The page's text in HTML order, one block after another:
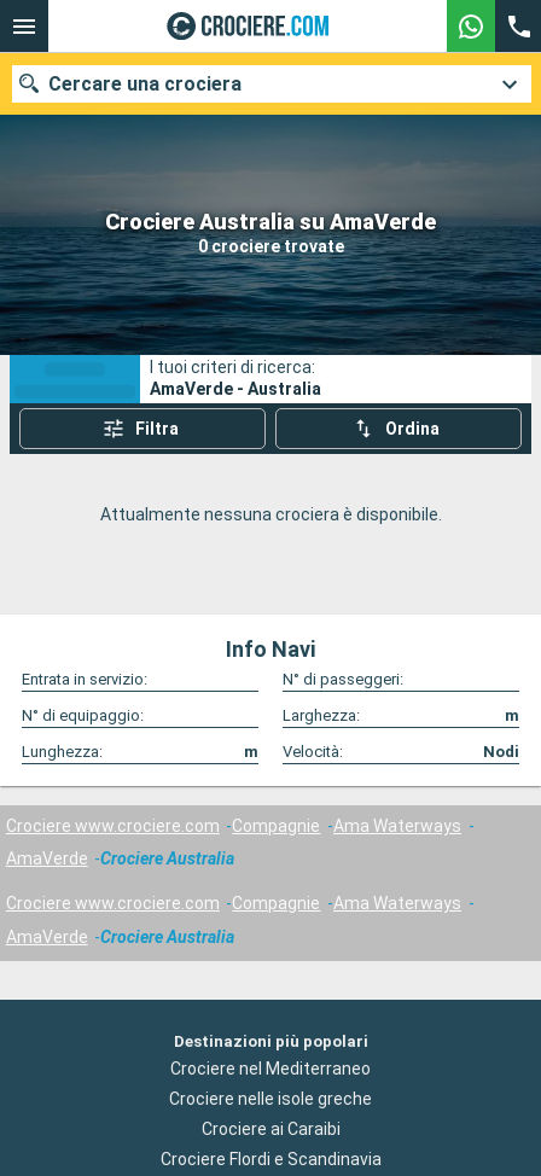
Crociere Australia su AmaVerde
0 crociere trovate
Cercare una crociera
Le nostre destinazioni
Mesi di partenza
Porti Compagnie
Ricerca
I tuoi criteri di ricerca:
AmaVerde - Australia
Filtra Ordina
Attualmente nessuna crociera è disponibile.
Info Navi
Entrata in servizio:
N° di passeggeri:
N° di equipaggio:
Larghezza:
m
Lunghezza:
m Velocità: Nodi
Crociere www.crociere.com Compagnie
Ama Waterways
AmaVerde
Crociere Australia
Crociere www.crociere.com Compagnie
Ama Waterways
AmaVerde
Crociere Australia
Destinazioni più popolari
Crociere nel Mediterraneo
Crociere nelle isole greche
Crociere ai Caraibi
Crociere Flordi e Scandinavia